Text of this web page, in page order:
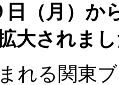
日（月）か
大されま
れる関東